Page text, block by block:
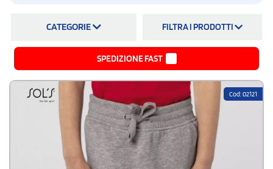
CATEGORIE FILTRA I PRODOTTI
SPEDIZIONE FAST
Cod: 02121